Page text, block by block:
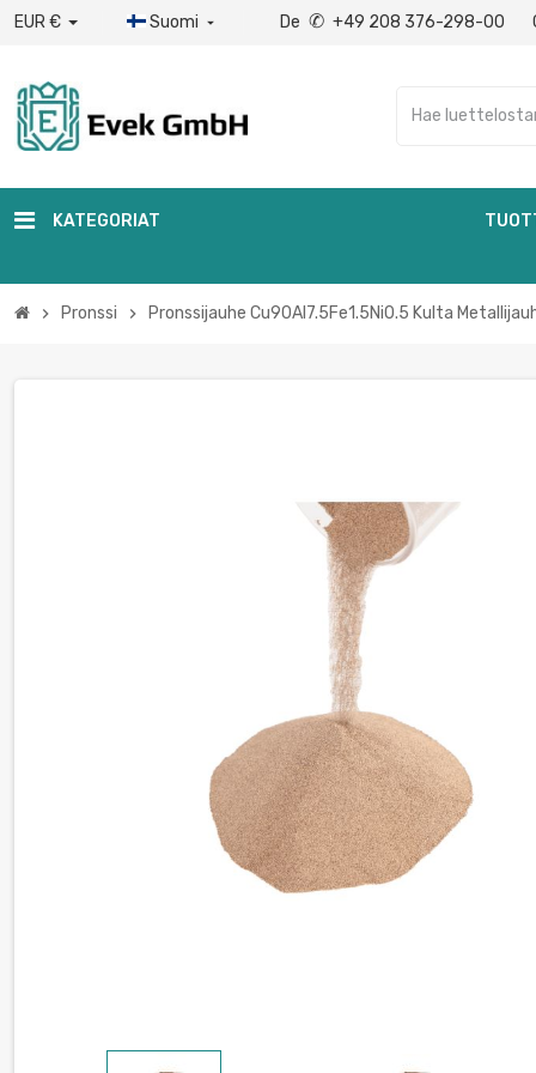
EUR € Suomi  De ✆ +49 208 376-298-00
KATEGORIAT
chevron_right Pronssi chevron_right Pronssijauhe Cu90Al7.5Fe1.5Ni0.5 Kulta